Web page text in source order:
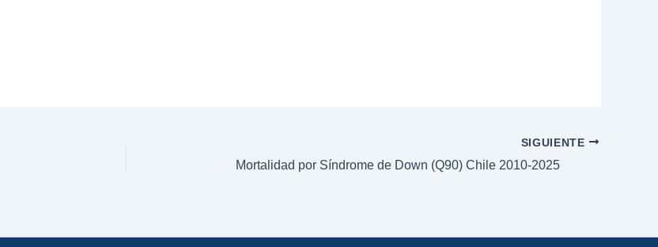
SIGUIENTE
Mortalidad por Síndrome de Down (Q90) Chile 2010-2025